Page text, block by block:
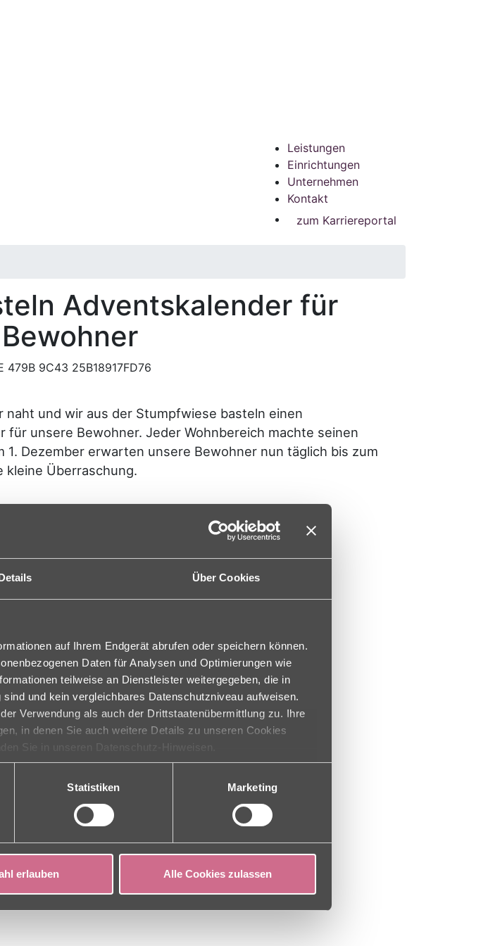
Über Cookies
auf Ihrem Endgerät abrufen oder speichern können.
Daten für Analysen und Optimierungen wie
teilweise an Dienstleister weitergegeben, die in
und kein vergleichbares Datenschutzniveau aufweisen.
Verwendung als auch der Drittstaatenübermittlung zu. Ihre
in denen Sie auch weitere Details zu unseren Cookies
Sie in unseren Datenschutz-Hinweisen.
Statistiken Marketing
erlauben Alle Cookies zulassen
Leistungen
Einrichtungen
Unternehmen
Kontakt
zum Karriereportal
Adventskalender für
naht und wir aus der Stumpfwiese basteln einen
für unsere Bewohner. Jeder Wohnbereich machte seinen
1. Dezember erwarten unsere Bewohner nun täglich bis zum
kleine Überraschung.